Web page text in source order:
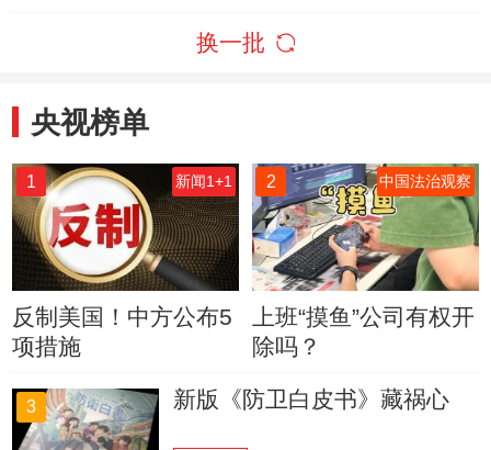
古怪的名字
换一批
央视榜单
1 新闻1+1
反制美国！中方公布5
项措施
2 中国法治观察
上班“摸鱼”公司有权开
除吗？
3 新版《防卫白皮书》藏祸心